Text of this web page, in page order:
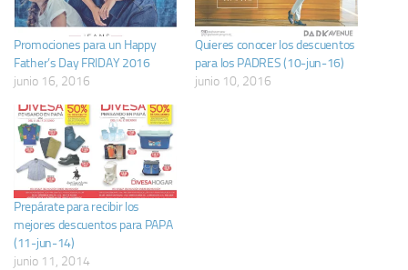
Promociones para un Happy
Father’s Day FRIDAY 2016
junio 16, 2016
Quieres conocer los descuentos
para los PADRES (10-jun-16)
junio 10, 2016
Prepárate para recibir los
mejores descuentos para PAPA
(11-jun-14)
junio 11, 2014